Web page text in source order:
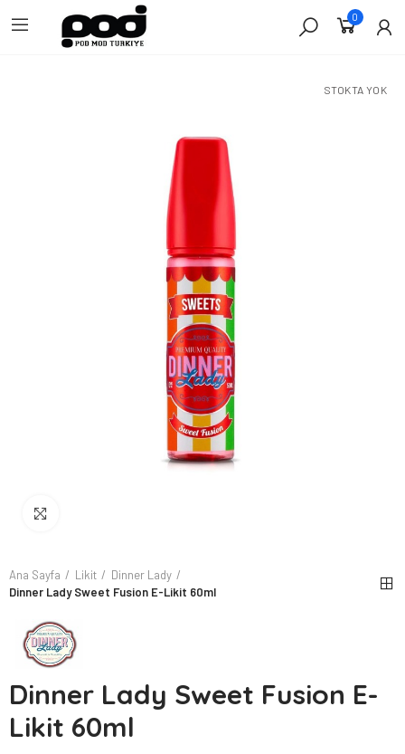
0
STOKTA YOK
Ana Sayfa Likit
Dinner Lady
Dinner Lady Sweet Fusion E-Likit 60ml
Dinner Lady Sweet Fusion E-
Likit 60ml